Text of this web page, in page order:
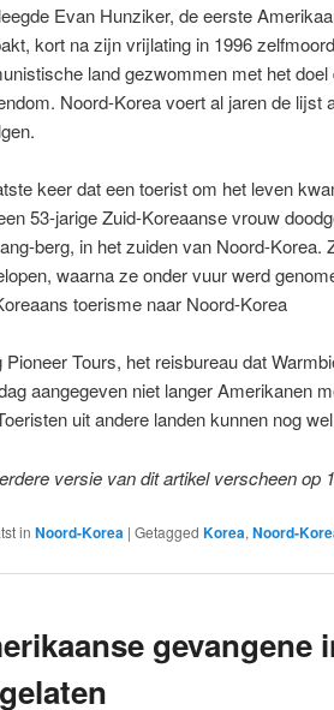
Evan Hunziker, de eerste
kort na zijn vrijlating in 1996
land gezwommen met het
Noord-Korea voert al jaren de lijst
keer dat een toerist om het leven
53-jarige Zuid-Koreaanse vrouw
berg, in het zuiden van Noord-Korea.
waarna ze onder vuur werd
toerisme naar Noord-Korea
Pioneer Tours, het reisbureau dat
aangegeven niet langer Amerikanen
uit andere landen kunnen nog
versie van dit artikel verscheen op
in Noord-Korea | Getagged Korea, Noord-
gevangene